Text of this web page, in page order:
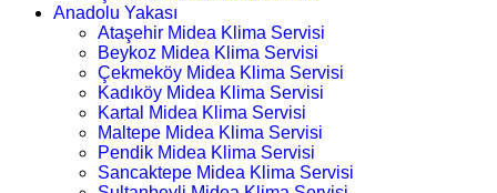
Anadolu Yakası
Ataşehir Midea Klima Servisi
Beykoz Midea Klima Servisi
Çekmeköy Midea Klima Servisi
Kadıköy Midea Klima Servisi
Kartal Midea Klima Servisi
Maltepe Midea Klima Servisi
Pendik Midea Klima Servisi
Sancaktepe Midea Klima Servisi